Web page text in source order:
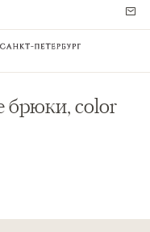
брюки, color